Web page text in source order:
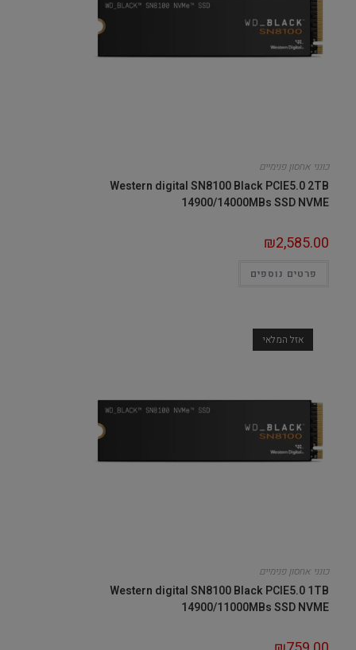
כונני אחסון פנימיים
Western digital SN8100 Black PCIE5.0 2TB
14900/14000MBs SSD NVME
₪2,585.00
פרטים נוספים
אזל המלאי
כונני אחסון פנימיים
Western digital SN8100 Black PCIE5.0 1TB
14900/11000MBs SSD NVME